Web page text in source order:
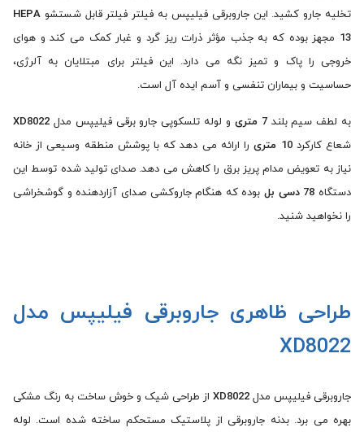
تخلیه جارو کشید. این جاروبرقی فیلیپس به فیلتر فیلتر قابل شستشو HEPA
13 مجهز بوده که به جذب مؤثر ذرات ریز گرد و غبار کمک می ‌کند و هوای
خروجی را پاک و تمیز نگه می ‌دارد. این فیلتر برای مبتلایان به آلرژی،
حساسیت و بیماران تنفسی و آسم ایده آل است.
به لطف سیم بلند 7 متری و لوله تلسکوپی جارو برقی فیلیپس مدل XD8022
شعاع کارکرد10 متری
را ارائه می دهد که با پوشش منطقه وسیعی از خانه
نیاز به تعویض مدام پریز برق را کاهش می دهد. صدای تولید شده توسط این
دستگاه 78 دسی بل
بوده که هنگام جاروکشی صدای آزاردهنده و گوشخراشی
را نخواهید شنید.
طراحی ظاهری جاروبرقی فیلیپس مدل
XD8022
جاروبرقی فیلیپس مدل XD8022 از طراحی شیک و خوش ساخت به رنگ مشکی
بهره می برد. بدنه جاروبرقی از پلاستیک مستحکم ساخته شده است. لوله